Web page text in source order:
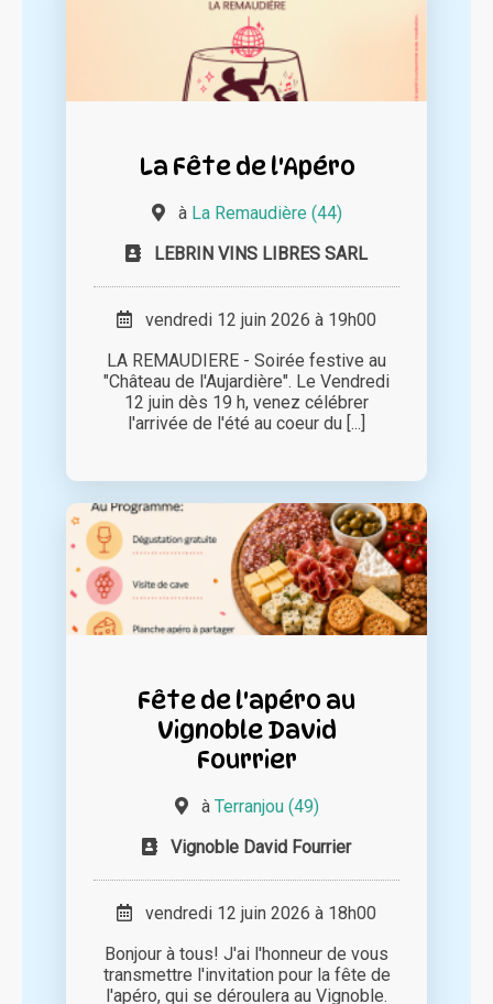
La Fête de l'Apéro
à La Remaudière (44)
LEBRIN VINS LIBRES SARL
vendredi 12 juin 2026 à 19h00
LA REMAUDIERE - Soirée festive au
"Château de l'Aujardière". Le Vendredi
12 juin dès 19 h, venez célébrer
l'arrivée de l'été au coeur du [...]
Fête de l'apéro au
Vignoble David
Fourrier
à Terranjou (49)
Vignoble David Fourrier
vendredi 12 juin 2026 à 18h00
Bonjour à tous! J'ai l'honneur de vous
transmettre l'invitation pour la fête de
l'apéro, qui se déroulera au Vignoble.